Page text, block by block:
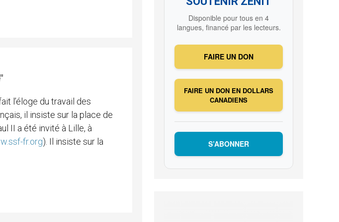
l’éloge du travail des
il insiste sur la place de
II a été invité à Lille, à
fr.org). Il insiste sur la
Disponible pour tous en 4
langues, financé par les lecteurs.
FAIRE UN DON
FAIRE UN DON EN DOLLARS
CANADIENS
S’ABONNER